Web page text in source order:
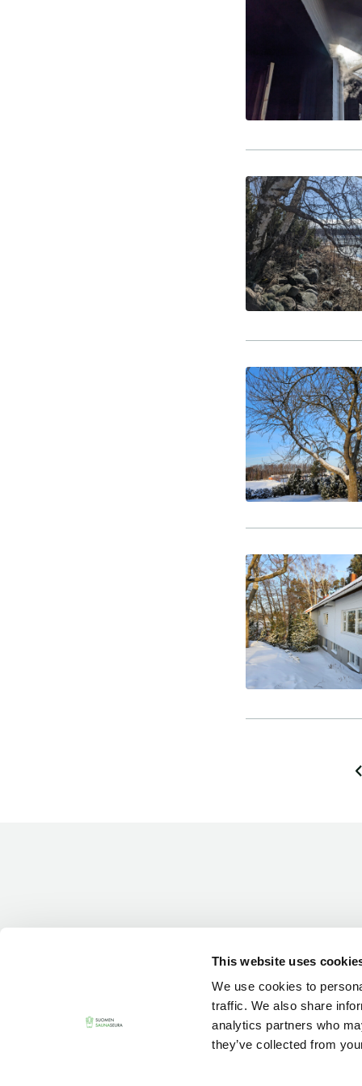
This website uses
We use cookies to
traffic. We also share
analytics partners who
they’ve collected from
6 €
ilmainen
120€
k
k
e
l